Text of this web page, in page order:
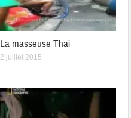
La masseuse Thai
2 juillet 2015